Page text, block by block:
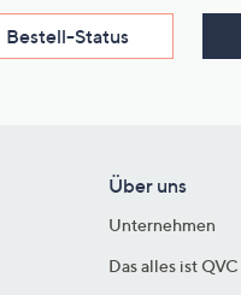
Bestell-Status
Über uns
Unternehmen
Das alles ist QVC